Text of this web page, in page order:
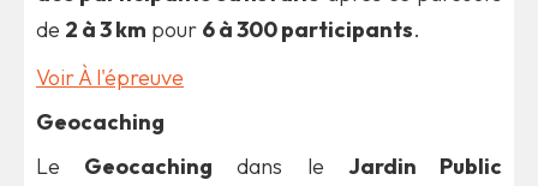
de 2 à 3 km pour 6 à 300 participants.
Voir À l'épreuve
Geocaching
Le Geocaching dans le Jardin Public